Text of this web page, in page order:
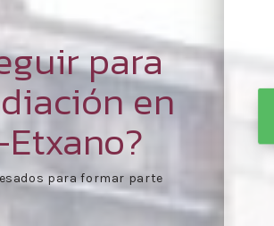
para
en
se agenda día de